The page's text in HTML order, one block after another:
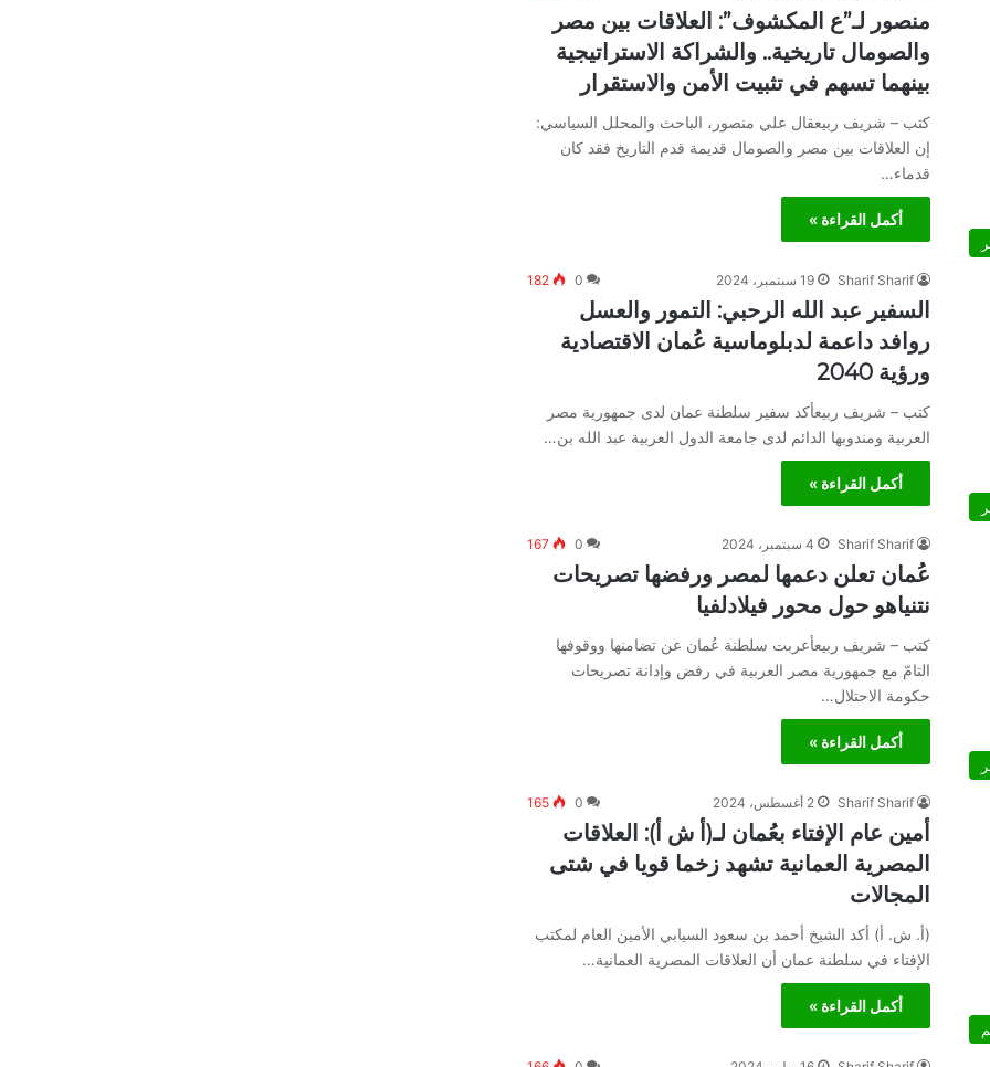
منصور لـ”ع المكشوف”: العلاقات بين مصر
والصومال تاريخية.. والشراكة الاستراتيجية
بينهما تسهم في تثبيت الأمن والاستقرار
كتب – شريف ربيعقال علي منصور، الباحث والمحلل السياسي:
إن العلاقات بين مصر والصومال قديمة قدم التاريخ فقد كان
قدماء…
أكمل القراءة »
Sharif Sharif 19 سبتمبر، 2024 0
182
السفير عبد الله الرحبي: التمور والعسل
روافد داعمة لدبلوماسية عُمان الاقتصادية
ورؤية 2040
كتب – شريف ربيعأكد سفير سلطنة عمان لدى جمهورية مصر
العربية ومندوبها الدائم لدى جامعة الدول العربية عبد الله بن…
أكمل القراءة »
Sharif Sharif 4 سبتمبر، 2024 0
167
عُمان تعلن دعمها لمصر ورفضها تصريحات
نتنياهو حول محور فيلادلفيا
كتب – شريف ربيعأعربت سلطنة عُمان عن تضامنها ووقوفها
التامّ مع جمهورية مصر العربية في رفض وإدانة تصريحات
حكومة الاحتلال…
أكمل القراءة »
Sharif Sharif 2 أغسطس، 2024 0
165
أمين عام الإفتاء بعُمان لـ(أ ش أ): العلاقات
المصرية العمانية تشهد زخما قويا في شتى
المجالات
(أ. ش. أ) أكد الشيخ أحمد بن سعود السيابي الأمين العام لمكتب
الإفتاء في سلطنة عمان أن العلاقات المصرية العمانية…
أكمل القراءة »